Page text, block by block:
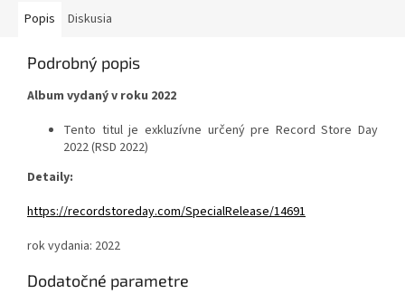
Popis Diskusia
Podrobný popis
Album vydaný v roku 2022
Tento titul je exkluzívne určený pre Record Store Day
2022 (RSD 2022)
Detaily:
https://recordstoreday.com/SpecialRelease/14691
rok vydania: 2022
Dodatočné parametre